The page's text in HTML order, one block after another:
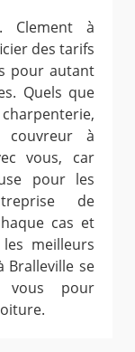
Clement à
des tarifs
pour autant
Quels que
à
vous, car
pour les
de
cas et
meilleurs
Bralleville se
vous pour